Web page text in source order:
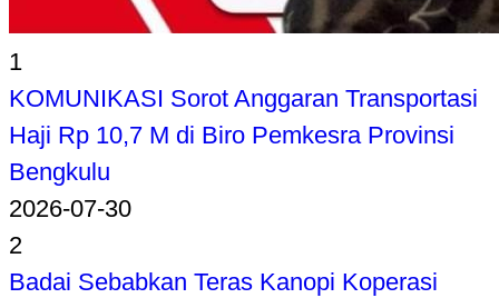
1
KOMUNIKASI Sorot Anggaran Transportasi
Haji Rp 10,7 M di Biro Pemkesra Provinsi
Bengkulu
2026-07-30
2
Badai Sebabkan Teras Kanopi Koperasi